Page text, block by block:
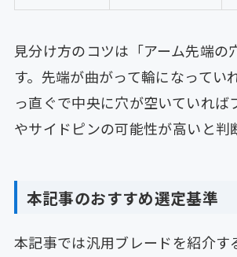
見分け方のコツは「アーム先端の
す。先端が曲がって輪になってい
っ直ぐで中央に穴が空いていれば
やサイドピンの可能性が高いと判
本記事のおすすめ選定基準
本記事では汎用ブレードを紹介す